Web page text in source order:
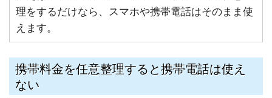
理をするだけなら、スマホや携帯電話はそのまま使
えます。
携帯料金を任意整理すると携帯電話は使え
ない